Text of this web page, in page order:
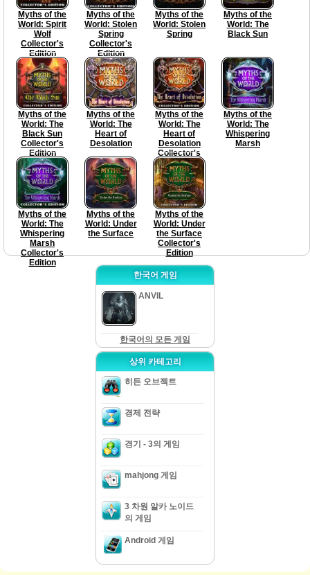
Myths of the
World: Spirit
Wolf
Collector's
Edition
Myths of the
World: Stolen
Spring
Collector's
Edition
Myths of the
World: Stolen
Spring
Myths of the
World: The
Black Sun
Myths of the
World: The
Black Sun
Collector's
Edition
Myths of the
World: The
Heart of
Desolation
Myths of the
World: The
Heart of
Desolation
Collector's
Edition
Myths of the
World: The
Whispering
Marsh
Myths of the
World: The
Whispering
Marsh
Collector's
Edition
Myths of the
World: Under
the Surface
Myths of the
World: Under
the Surface
Collector's
Edition
한국어 게임
ANVIL
한국어의 모든 게임
상위 카테고리
히든 오브젝트
경제 전략
경기 - 3의 게임
mahjong 게임
3 차원 알카 노이드
의 게임
Android 게임